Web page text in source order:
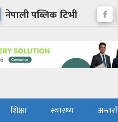
नेपाली पब्लिक टिभी
शिक्षा स्वास्थ्य